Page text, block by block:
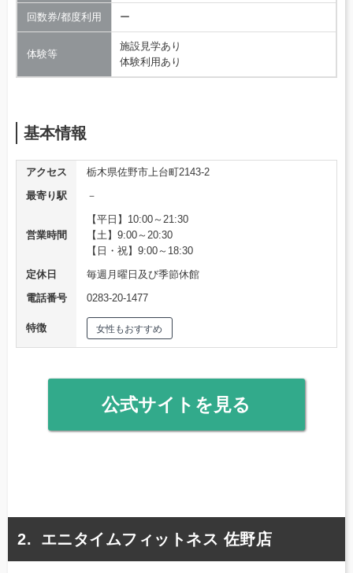
回数券/都度利用 ー
体験等
施設見学あり
体験利用あり
基本情報
アクセス
栃木県佐野市上台町2143-2
最寄り駅
－
営業時間
【平日】10:00～21:30
【土】9:00～20:30
【日・祝】9:00～18:30
定休日
毎週月曜日及び季節休館
電話番号
0283-20-1477
特徴 女性もおすすめ
公式サイトを見る
エニタイムフィットネス 佐野店